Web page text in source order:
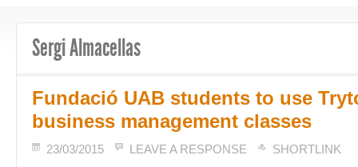
Sergi Almacellas
Fundació UAB students to use
business management classes
23/03/2015 LEAVE A RESPONSE SHORTLINK